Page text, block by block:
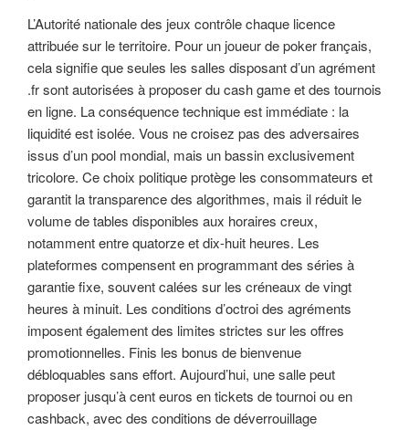
L’Autorité nationale des jeux contrôle chaque licence
attribuée sur le territoire. Pour un joueur de poker français,
cela signifie que seules les salles disposant d’un agrément
.fr sont autorisées à proposer du cash game et des tournois
en ligne. La conséquence technique est immédiate : la
liquidité est isolée. Vous ne croisez pas des adversaires
issus d’un pool mondial, mais un bassin exclusivement
tricolore. Ce choix politique protège les consommateurs et
garantit la transparence des algorithmes, mais il réduit le
volume de tables disponibles aux horaires creux,
notamment entre quatorze et dix-huit heures. Les
plateformes compensent en programmant des séries à
garantie fixe, souvent calées sur les créneaux de vingt
heures à minuit. Les conditions d’octroi des agréments
imposent également des limites strictes sur les offres
promotionnelles. Finis les bonus de bienvenue
débloquables sans effort. Aujourd’hui, une salle peut
proposer jusqu’à cent euros en tickets de tournoi ou en
cashback, avec des conditions de déverrouillage